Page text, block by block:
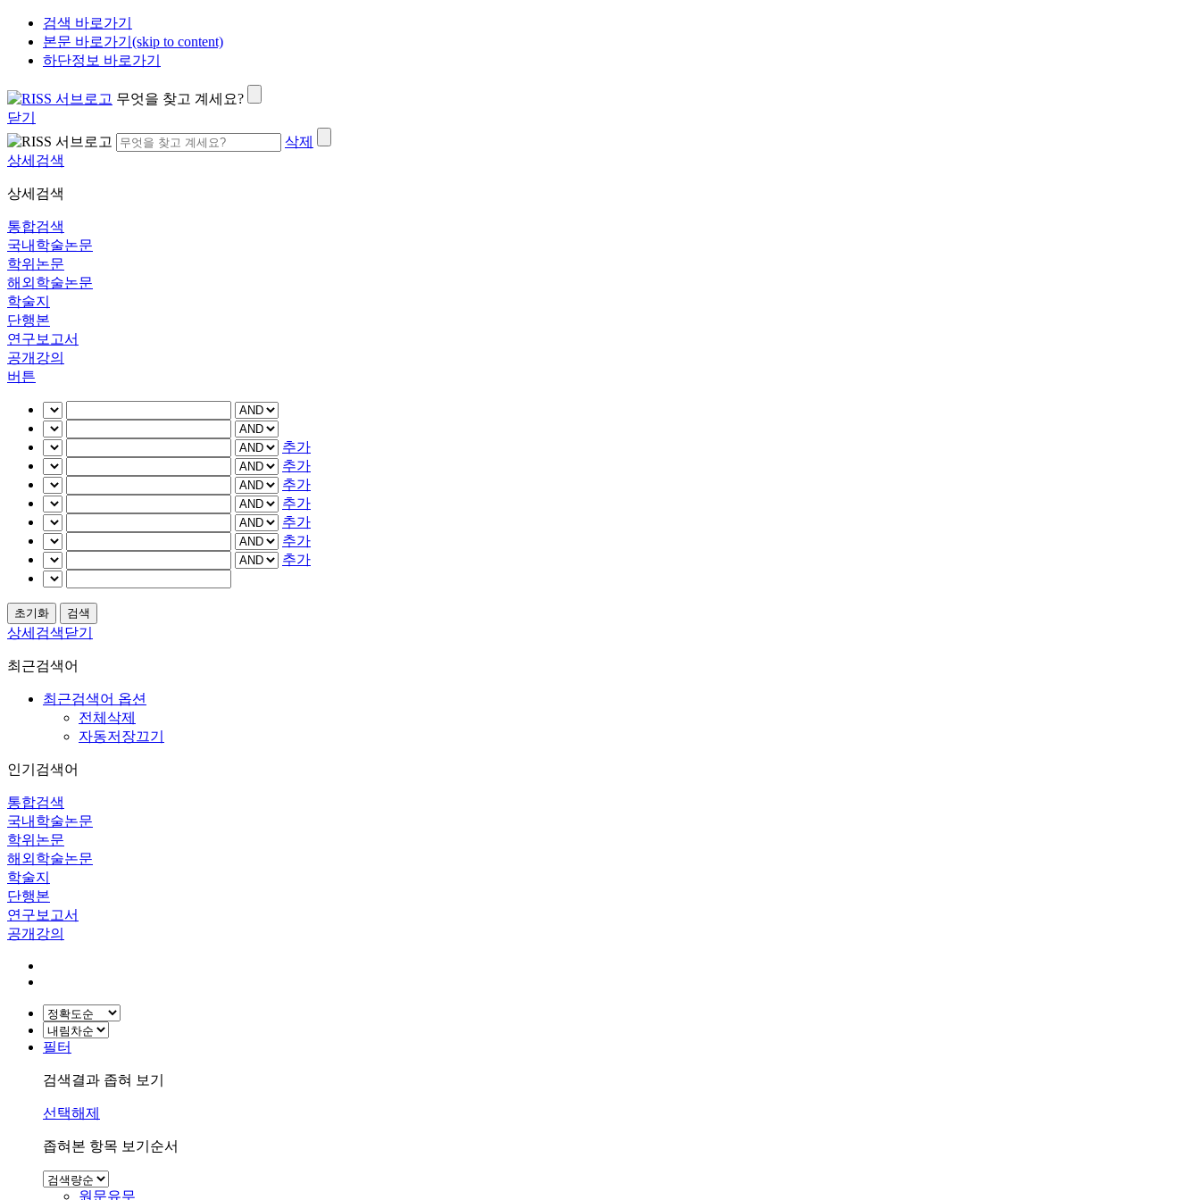
검색 바로가기
본문 바로가기(skip to content)
하단정보 바로가기
무엇을 찾고 계세요?
닫기
삭제
상세검색
상세검색
통합검색
국내학술논문
학위논문
해외학술논문
학술지
단행본
연구보고서
공개강의
버튼
추가
추가
추가
추가
추가
추가
추가
상세검색닫기
최근검색어
최근검색어 옵션
전체삭제
자동저장끄기
인기검색어
통합검색
국내학술논문
학위논문
해외학술논문
학술지
단행본
연구보고서
공개강의
필터
검색결과 좁혀 보기
선택해제
좁혀본 항목 보기순서
원문유무